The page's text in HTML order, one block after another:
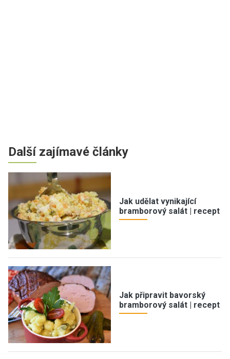
Další zajímavé články
Jak udělat vynikající
bramborový salát | recept
Jak připravit bavorský
bramborový salát | recept